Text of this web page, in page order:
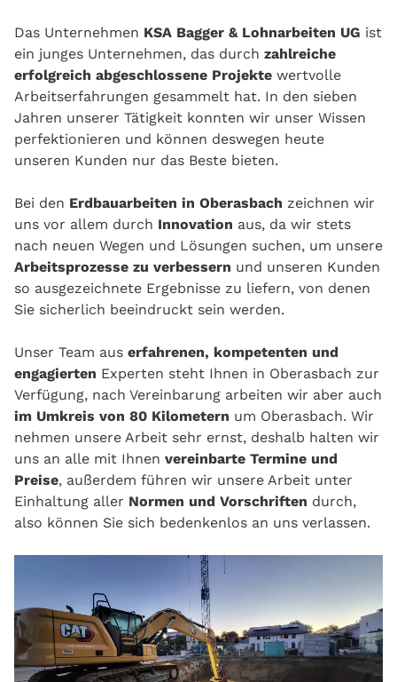
Das Unternehmen KSA Bagger & Lohnarbeiten UG ist
ein junges Unternehmen, das durch zahlreiche
erfolgreich abgeschlossene Projekte wertvolle
Arbeitserfahrungen gesammelt hat. In den sieben
Jahren unserer Tätigkeit konnten wir unser Wissen
perfektionieren und können deswegen heute
unseren Kunden nur das Beste bieten.
Bei den Erdbauarbeiten in Oberasbach zeichnen wir
uns vor allem durch Innovation aus, da wir stets
nach neuen Wegen und Lösungen suchen, um unsere
Arbeitsprozesse zu verbessern und unseren Kunden
so ausgezeichnete Ergebnisse zu liefern, von denen
Sie sicherlich beeindruckt sein werden.
Unser Team aus erfahrenen, kompetenten und
engagierten Experten steht Ihnen in Oberasbach zur
Verfügung, nach Vereinbarung arbeiten wir aber auch
im Umkreis von 80 Kilometern um Oberasbach. Wir
nehmen unsere Arbeit sehr ernst, deshalb halten wir
uns an alle mit Ihnen vereinbarte Termine und
Preise, außerdem führen wir unsere Arbeit unter
Einhaltung aller Normen und Vorschriften durch,
also können Sie sich bedenkenlos an uns verlassen.